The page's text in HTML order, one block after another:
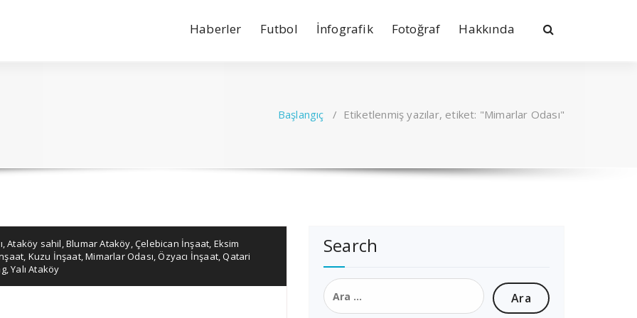
Haberler Futbol İnfografik Fotoğraf Hakkında
Başlangıç / Etiketlenmiş yazılar, etiket: "Mimarlar Odası"
,Ataköy sahil,Blumar Ataköy,Çelebican İnşaat, Eksim
, Kuzu İnşaat,Mimarlar Odası,Özyacı İnşaat,Qatari
,Yalı Ataköy
Search
Arama: